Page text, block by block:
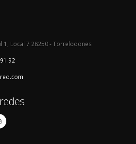
1, Local 7 28250 - Torrelodones
92